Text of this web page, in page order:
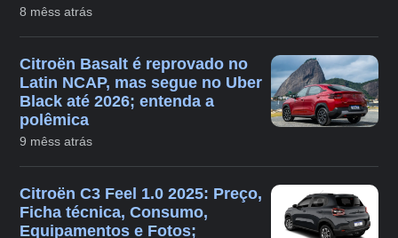
8 mêss atrás
Citroën Basalt é reprovado no
Latin NCAP, mas segue no Uber
Black até 2026; entenda a
polêmica
9 mêss atrás
Citroën C3 Feel 1.0 2025: Preço,
Ficha técnica, Consumo,
Equipamentos e Fotos;